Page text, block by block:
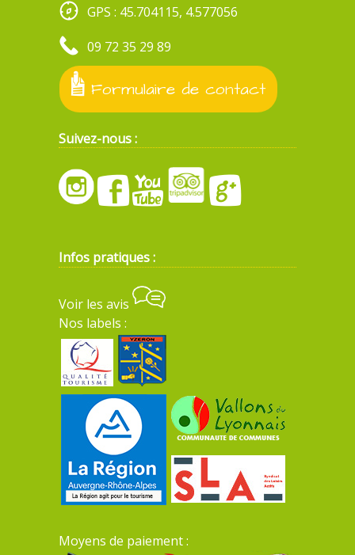
GPS : 45.704115, 4.577056
09 72 35 29 89
Formulaire de contact
Suivez-nous :
Infos pratiques :
Voir les avis
Nos labels :
Moyens de paiement :